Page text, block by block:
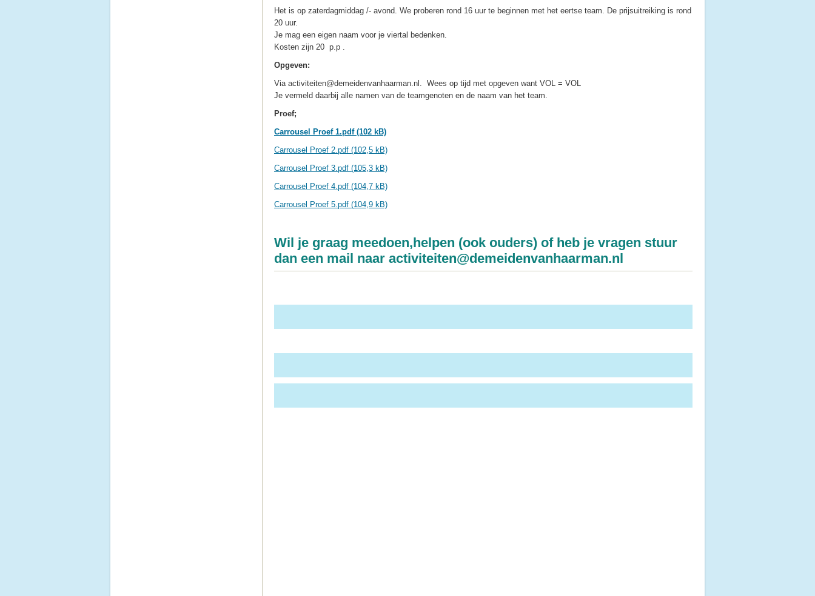
Het is op zaterdagmiddag /- avond. We proberen rond 16 uur te beginnen met het eertse team. De prijsuitreiking is rond
20 uur.
Je mag een eigen naam voor je viertal bedenken.
Kosten zijn 20 p.p .
Opgeven:
Via activiteiten@demeidenvanhaarman.nl. Wees op tijd met opgeven want VOL = VOL
Je vermeld daarbij alle namen van de teamgenoten en de naam van het team.
Proef;
Carrousel Proef 1.pdf (102 kB)
Carrousel Proef 2.pdf (102,5 kB)
Carrousel Proef 3.pdf (105,3 kB)
Carrousel Proef 4.pdf (104,7 kB)
Carrousel Proef 5.pdf (104,9 kB)
Wil je graag meedoen,helpen (ook ouders) of heb je vragen stuur
dan een mail naar activiteiten@demeidenvanhaarman.nl